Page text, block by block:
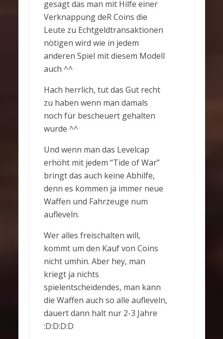
gesagt das man mit Hilfe einer
Verknappung deR Coins die
Leute zu Echtgeldtransaktionen
nötigen wird wie in jedem
anderen Spiel mit diesem Modell
auch ^^
Hach herrlich, tut das Gut recht
zu haben wenn man damals
noch für bescheuert gehalten
wurde ^^
Und wenn man das Levelcap
erhöht mit jedem “Tide of War”
bringt das auch keine Abhilfe,
denn es kommen ja immer neue
Waffen und Fahrzeuge num
aufleveln.
Wer alles freischalten will,
kommt um den Kauf von Coins
nicht umhin. Aber hey, man
kriegt ja nichts
spielentscheidendes, man kann
die Waffen auch so alle aufleveln,
dauert dann halt nur 2-3 Jahre
:D:D:D:D